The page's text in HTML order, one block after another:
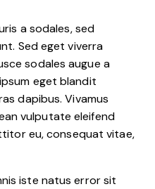
a sodales, sed
Sed eget viverra
sodales augue a
eget blandit
dapibus. Vivamus
vulputate eleifend
eu, consequat vitae,
iste natus error sit